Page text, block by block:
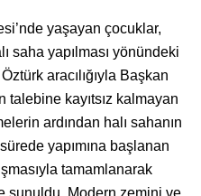
yaşayan çocuklar,
saha yapılması yönündeki
aracılığıyla Başkan
talebine kayıtsız kalmayan
ardından halı sahanın
yapımına başlanan
tamamlanarak
sunuldu. Modern zemini ve